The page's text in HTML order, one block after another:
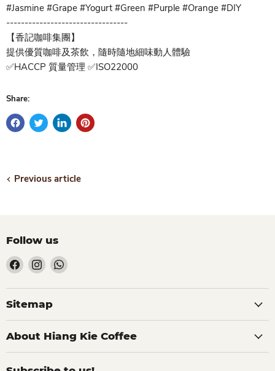
#Jasmine #Grape #Yogurt #Green #Purple #Orange #DIY
---------------------------------
【香記咖啡集團】
提供優質咖啡及茶飲，隨時隨地細味動人體驗
✅HACCP 質量管理 ✅ISO22000
Share:
Previous article
Follow us
Find
us
on
Facebook
Find
us
on
Instagram
Find
on
Sitemap
About Hiang Kie Coffee